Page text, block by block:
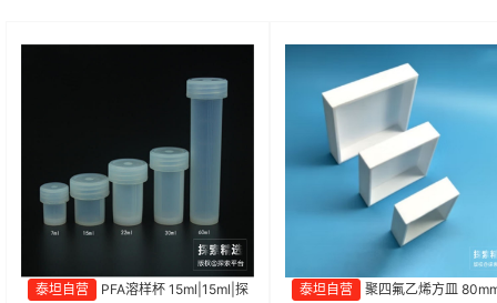
泰坦自营
PFA溶样杯 15ml|15ml|探
泰坦自营
聚四氟乙烯方皿